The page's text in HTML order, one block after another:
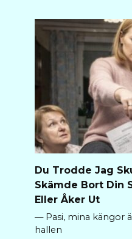
Du Trodde Jag
Skämde Bort Din
Eller Åker Ut
— Pasi, mina kängor
hallen